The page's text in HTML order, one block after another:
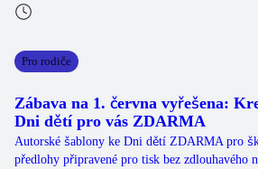
Pro rodiče
Zábava na 1. června vyřešena:
Dni dětí pro vás ZDARMA
Autorské šablony ke Dni dětí ZDARMA pro
předlohy připravené pro tisk bez zdlouhavého